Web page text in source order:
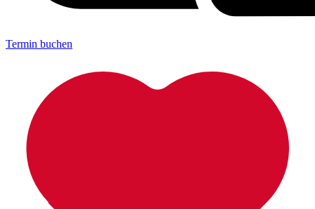
Termin buchen